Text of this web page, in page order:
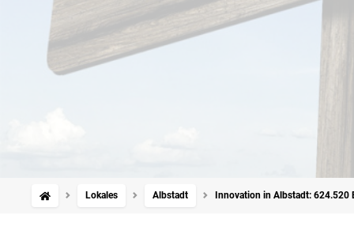
Lokales Albstadt Innovation in Albstadt: 624.520